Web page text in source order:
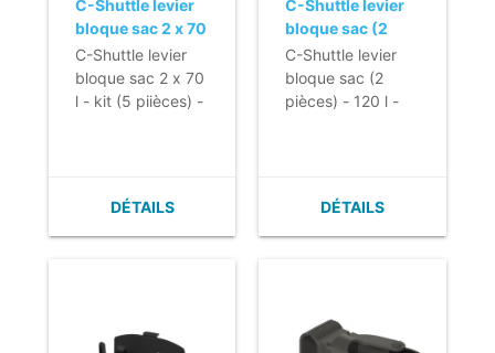
C-Shuttle levier
bloque sac 2 x 70
l - kit (5 piièces) -
gris
C-Shuttle levier
bloque sac 2 x 70
l - kit (5 piièces) -
DÉTAILS
C-Shuttle levier
bloque sac (2
pièces) - 120 l -
gris
C-Shuttle levier
bloque sac (2
pièces) - 120 l -
DÉTAILS